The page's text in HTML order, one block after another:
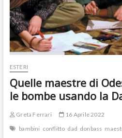
ESTERI
Quelle maestre di
le bombe usando la
Greta Ferrari
16 Aprile 2022
bambini conflitto dad donbass